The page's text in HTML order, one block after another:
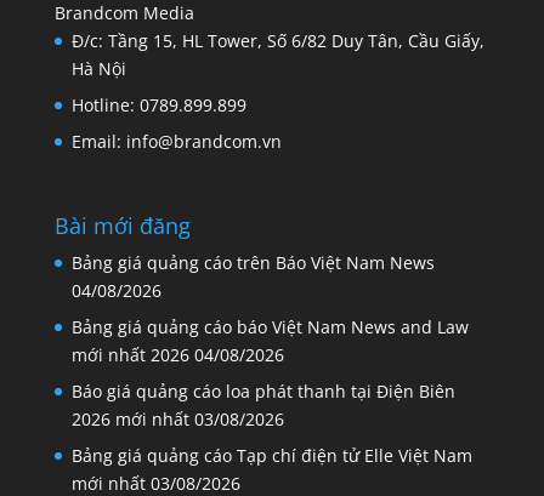
Brandcom Media
Đ/c: Tầng 15, HL Tower, Số 6/82 Duy Tân, Cầu Giấy,
Hà Nội
Hotline: 0789.899.899
Email: info@brandcom.vn
Bài mới đăng
Bảng giá quảng cáo trên Báo Việt Nam News
04/08/2026
Bảng giá quảng cáo báo Việt Nam News and Law
mới nhất 2026 04/08/2026
Báo giá quảng cáo loa phát thanh tại Điện Biên
2026 mới nhất 03/08/2026
Bảng giá quảng cáo Tạp chí điện tử Elle Việt Nam
mới nhất 03/08/2026